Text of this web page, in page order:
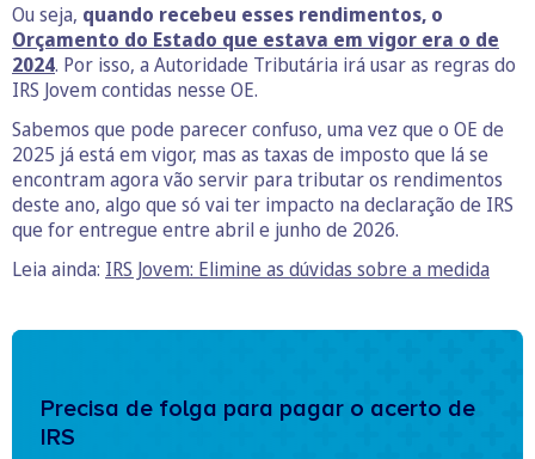
Ou seja, quando recebeu esses rendimentos, o
Orçamento do Estado que estava em vigor era o de
2024. Por isso, a Autoridade Tributária irá usar as regras do
IRS Jovem contidas nesse OE.
Sabemos que pode parecer confuso, uma vez que o OE de
2025 já está em vigor, mas as taxas de imposto que lá se
encontram agora vão servir para tributar os rendimentos
deste ano, algo que só vai ter impacto na declaração de IRS
que for entregue entre abril e junho de 2026.
Leia ainda: IRS Jovem: Elimine as dúvidas sobre a medida
Precisa de folga para pagar o acerto de
IRS